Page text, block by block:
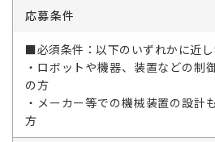
応募条件
■必須条件：以下のいずれかに近
・ロボットや機器、装置などの制
の方
・メーカー等での機械装置の設計
方